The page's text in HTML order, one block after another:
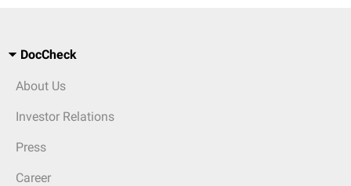
DocCheck
About Us
Investor Relations
Press
Career